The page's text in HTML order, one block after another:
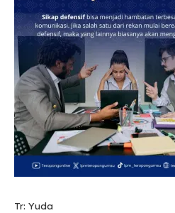
Tr: Yuda